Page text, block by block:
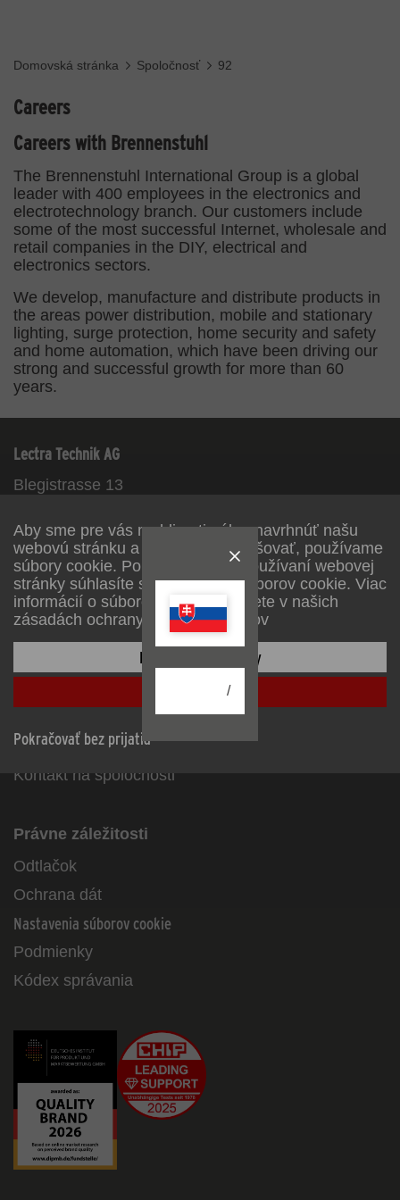
Aby sme pre vás mohli optimálne navrhnúť našu
webovú stránku a neustále ju zlepšovať, používame
súbory cookie. Pokračovaním v používaní webovej
stránky súhlasíte s používaním súborov cookie. Viac
informácií o súboroch cookie nájdete v našich
zásadách ochrany osobných údajov
Konfigurácia stránky
Prijať všetko
Pokračovať bez prijatia
/
Domovská stránka Spoločnosť 92
Careers
Careers with Brennenstuhl
The Brennenstuhl International Group is a global
leader with 400 employees in the electronics and
electrotechnology branch. Our customers include
some of the most successful Internet, wholesale and
retail companies in the DIY, electrical and
electronics sectors.
We develop, manufacture and distribute products in
the areas power distribution, mobile and stationary
lighting, surge protection, home security and safety
and home automation, which have been driving our
strong and successful growth for more than 60
years.
Lectra Technik AG
Blegistrasse 13
Facebook
Instagram
Youtube
Linkedin
Informácie
Service
Maloobchodníci a firmy
B2B Portal
Kontakt na spoločnosti
Právne záležitosti
Odtlačok
Ochrana dát
Nastavenia súborov cookie
Podmienky
Kódex správania